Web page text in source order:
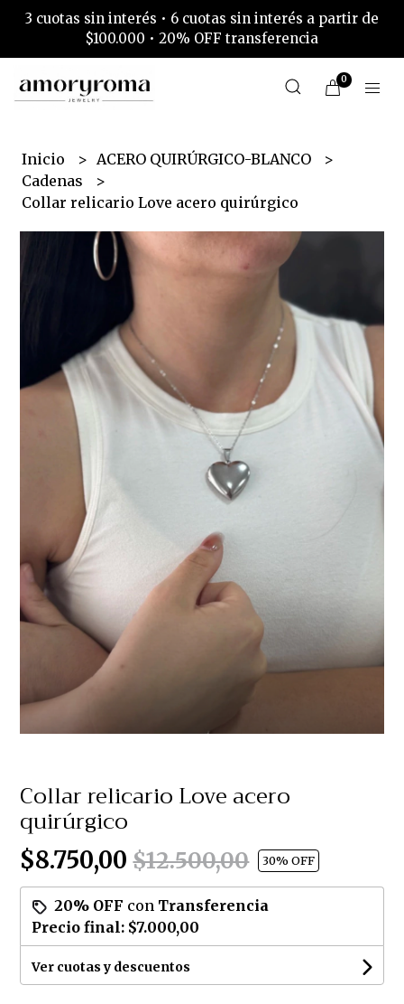
3 cuotas sin interés • 6 cuotas sin interés a partir de
$100.000 • 20% OFF transferencia
0
Inicio
ACERO QUIRÚRGICO-BLANCO
Cadenas
Collar relicario Love acero quirúrgico
Collar relicario Love acero
quirúrgico
$8.750,00$12.500,00 30% OFF
20% OFF con Transferencia
Precio final: $7.000,00
Ver cuotas y descuentos